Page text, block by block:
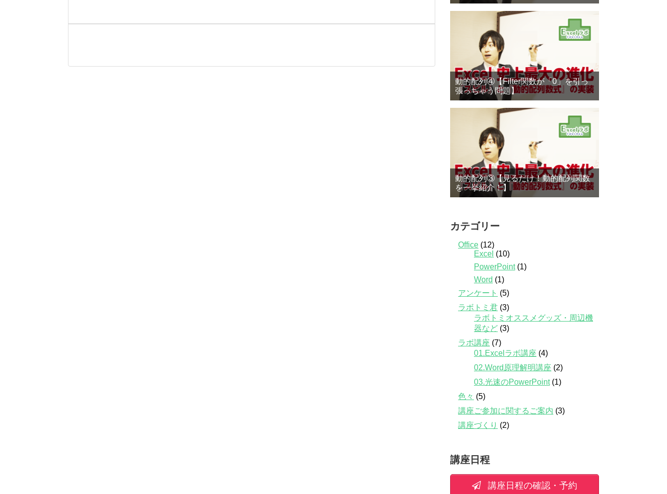
動的配列④【Filter関数が「0」を引っ
張っちゃう問題】
動的配列③【見るだけ！動的配列関数
を一挙紹介！】
カテゴリー
Office (12)
Excel (10)
PowerPoint(1)
Word (1)
アンケート (5)
ラボトミ君 (3)
ラボトミオススメグッズ・周辺機
器など (3)
ラボ講座 (7)
01.Excelラボ講座 (4)
02.Word原理解明講座 (2)
03.光速のPowerPoint(1)
色々 (5)
講座ご参加に関するご案内 (3)
講座づくり (2)
講座日程
講座日程の確認・予約